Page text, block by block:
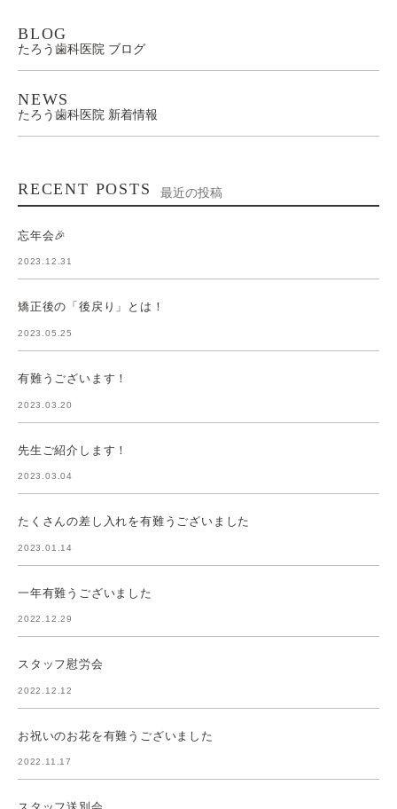
BLOG
たろう歯科医院 ブログ
NEWS
たろう歯科医院 新着情報
RECENT POSTS 最近の投稿
忘年会🎉
2023.12.31
矯正後の「後戻り」とは！
2023.05.25
有難うございます！
2023.03.20
先生ご紹介します！
2023.03.04
たくさんの差し入れを有難うございました
2023.01.14
一年有難うございました
2022.12.29
スタッフ慰労会
2022.12.12
お祝いのお花を有難うございました
2022.11.17